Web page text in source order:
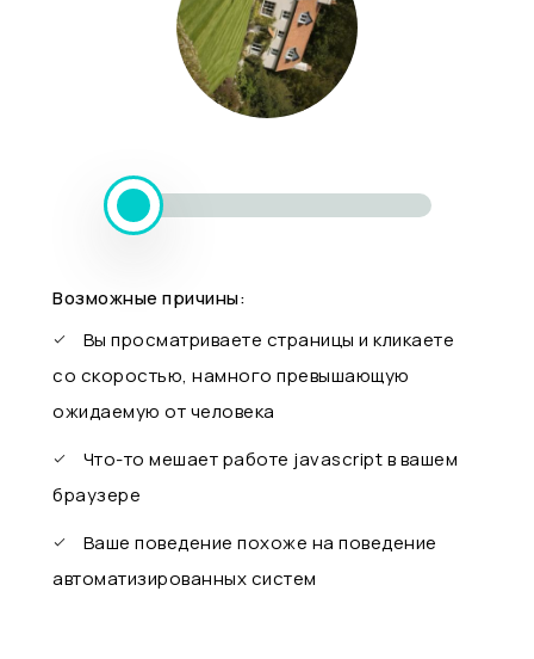
Возможные причины:
Вы просматриваете страницы и кликаете
со скоростью, намного превышающую
ожидаемую от человека
Что-то мешает работе javascript в вашем
браузере
Ваше поведение похоже на поведение
автоматизированных систем